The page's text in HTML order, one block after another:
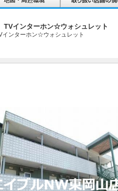
インターホン☆ウォシュレット
ンターホン☆ウォシュレット